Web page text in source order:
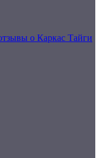
о Каркас Тайги